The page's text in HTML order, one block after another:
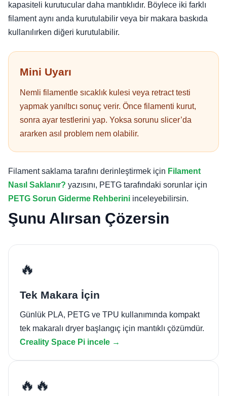
kapasiteli kurutucular daha mantıklıdır. Böylece iki farklı
filament aynı anda kurutulabilir veya bir makara baskıda
kullanılırken diğeri kurutulabilir.
Mini Uyarı
Nemli filamentle sıcaklık kulesi veya retract testi
yapmak yanıltıcı sonuç verir. Önce filamenti kurut,
sonra ayar testlerini yap. Yoksa sorunu slicer’da
ararken asıl problem nem olabilir.
Filament saklama tarafını derinleştirmek için Filament
Nasıl Saklanır? yazısını, PETG tarafındaki sorunlar için
PETG Sorun Giderme Rehberini inceleyebilirsin.
Şunu Alırsan Çözersin
🔥
Tek Makara İçin
Günlük PLA, PETG ve TPU kullanımında kompakt
tek makaralı dryer başlangıç için mantıklı çözümdür.
Creality Space Pi incele →
🔥🔥